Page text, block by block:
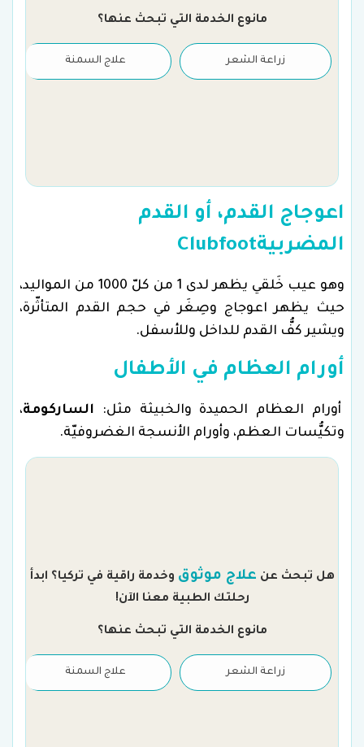
مانوع الخدمة التي تبحث عنها؟
زراعة الشعر علاج السمنة
اعوجاج القدم، أو القدم
المضربيةClubfoot
وهو عيب خَلقي يظهر لدى 1 من كلّ 1000 من المواليد،
حيث يظهر اعوجاج وصِغَر في حجم القدم المتأثّرة،
ويشير كفُّ القدم للداخل وللأسفل.
أورام العظام في الأطفال
أورام العظام الحميدة والخبيثة مثل: الساركومة،
وتكيُّسات العظم، وأورام الأنسجة الغضروفيّة.
هل تبحث عن علاج موثوق وخدمة راقية في تركيا؟ ابدأ
رحلتك الطبية معنا الآن!
مانوع الخدمة التي تبحث عنها؟
زراعة الشعر علاج السمنة